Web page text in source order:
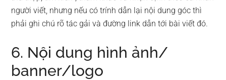
người viết, nhưng nếu có trính dẫn lại nội dung góc thì
phải ghi chú rõ tác gải và đường link dẫn tới bài viết đó.
6. Nội dung hình ảnh/
banner/logo